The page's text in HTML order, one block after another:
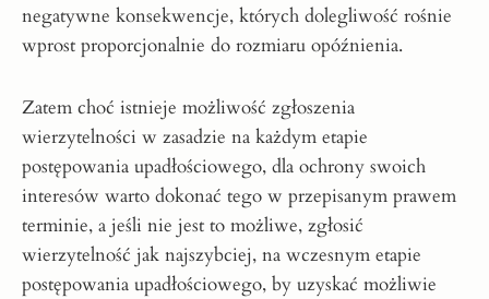
negatywne konsekwencje, których dolegliwość rośnie
wprost proporcjonalnie do rozmiaru opóźnienia.
Zatem choć istnieje możliwość zgłoszenia
wierzytelności w zasadzie na każdym etapie
postępowania upadłościowego, dla ochrony swoich
interesów warto dokonać tego w przepisanym prawem
terminie, a jeśli nie jest to możliwe, zgłosić
wierzytelność jak najszybciej, na wczesnym etapie
postępowania upadłościowego, by uzyskać możliwie